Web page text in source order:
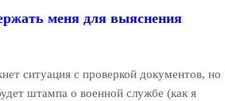
меня для выяснения
ситуация с проверкой документов, но
штампа о военной службе (как я